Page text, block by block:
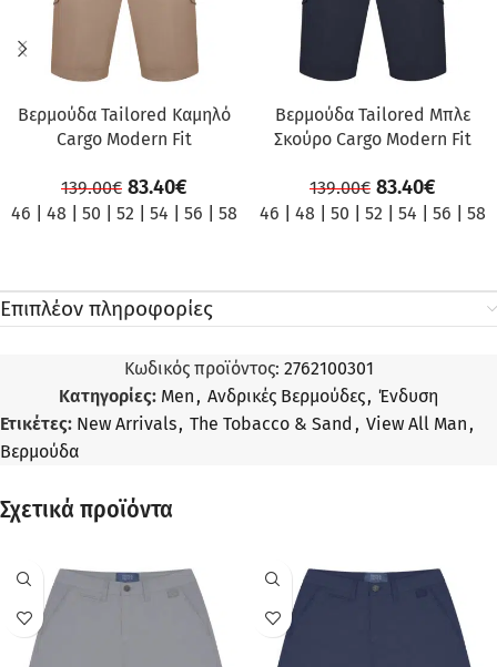
Βερμούδα Tailored Καμηλό
Cargo Modern Fit
139.00€ 83.40€
46 48 50 52 54 56 58
Βερμούδα Tailored Μπλε
Σκούρο Cargo Modern Fit
139.00€ 83.40€
46 48 50 52 54 56 58
Επιπλέον πληροφορίες
Κωδικός προϊόντος: 2762100301
Κατηγορίες: Men, Ανδρικές Βερμούδες, Ένδυση
Ετικέτες: New Arrivals, The Tobacco & Sand , View All Man,
Βερμούδα
Σχετικά προϊόντα
ΠΡΟΣΦΟΡΆ ΠΡΟΣΦΟΡΆ